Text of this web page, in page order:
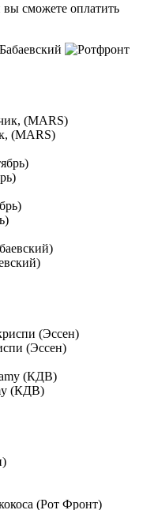
сможете оплатить
(MARS)
(Эссен)
(КДВ)